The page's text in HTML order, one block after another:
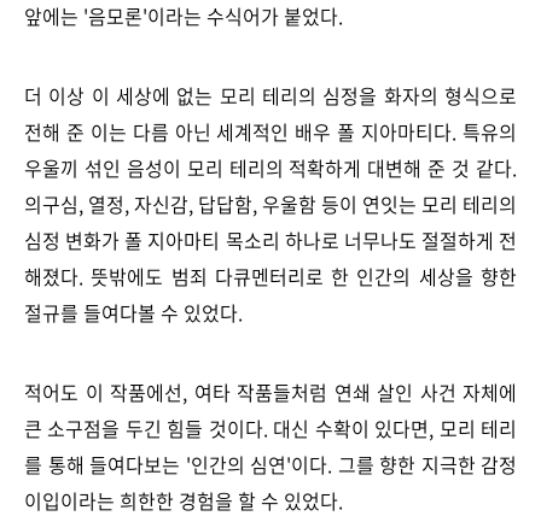
앞에는 '음모론'이라는 수식어가 붙었다.
더 이상 이 세상에 없는 모리 테리의 심정을 화자의 형식으로
전해 준 이는 다름 아닌 세계적인 배우 폴 지아마티다. 특유의
우울끼 섞인 음성이 모리 테리의 적확하게 대변해 준 것 같다.
의구심, 열정, 자신감, 답답함, 우울함 등이 연잇는 모리 테리의
심정 변화가 폴 지아마티 목소리 하나로 너무나도 절절하게 전
해졌다. 뜻밖에도 범죄 다큐멘터리로 한 인간의 세상을 향한
절규를 들여다볼 수 있었다.
적어도 이 작품에선, 여타 작품들처럼 연쇄 살인 사건 자체에
큰 소구점을 두긴 힘들 것이다. 대신 수확이 있다면, 모리 테리
를 통해 들여다보는 '인간의 심연'이다. 그를 향한 지극한 감정
이입이라는 희한한 경험을 할 수 있었다.